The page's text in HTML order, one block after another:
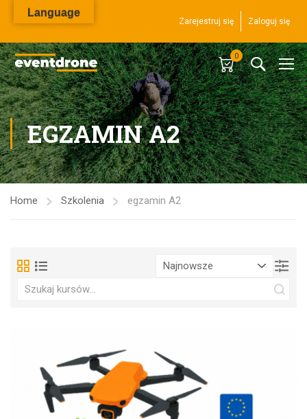
Zarejestruj się Zaloguj się
0
EGZAMIN A2
Home Szkolenia egzamin A2
Language